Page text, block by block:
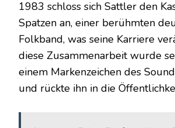
1983 schloss sich Sattler den
Spatzen an, einer berühmten
Folkband, was seine Karriere
diese Zusammenarbeit wurde
einem Markenzeichen des
und rückte ihn in die